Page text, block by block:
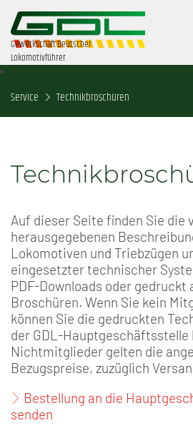
Gewerkschaft Deutscher
Lokomotivführer
Service Technikbroschüren
Auf dieser Seite finden Sie die
herausgegebenen
Lokomotiven und Triebzügen
eingesetzter technischer
PDF-Downloads oder
Broschüren. Wenn Sie kein
können Sie die gedruckten
der GDL-Hauptgeschäftsstelle
Nichtmitglieder gelten die
Bezugspreise, zuzüglich
Bestellung an die
senden